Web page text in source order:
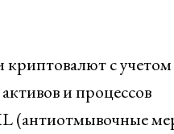
криптовалют с учетом
и процессов
(антиотмывочные